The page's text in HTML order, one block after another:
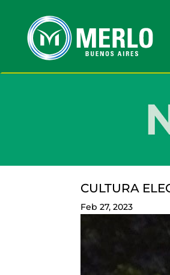
CULTURA
Feb 27, 2023